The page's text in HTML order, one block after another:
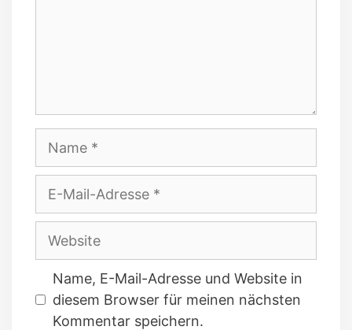
Adresse
Website
Name, E-Mail-Adresse und Website in
diesem Browser für meinen nächsten
Kommentar speichern.